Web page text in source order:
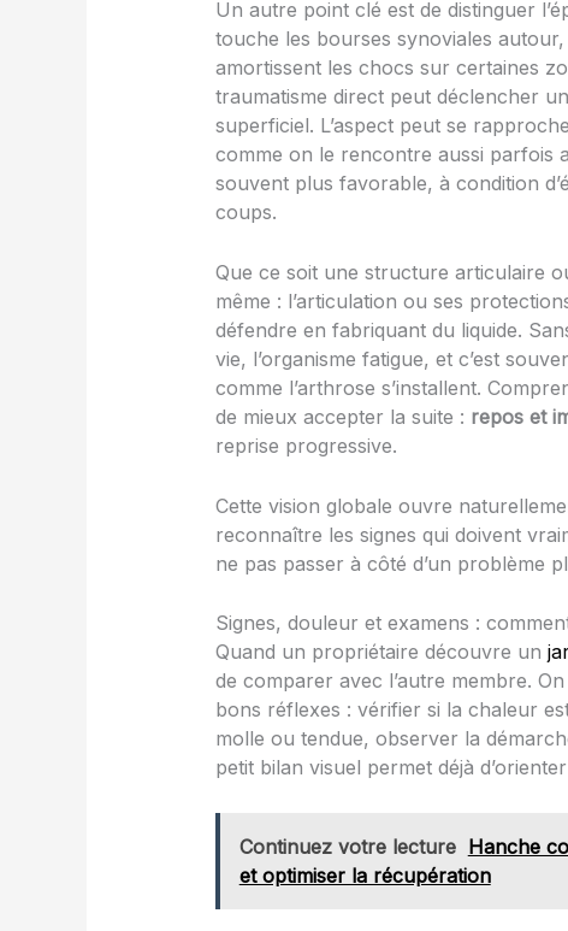
Un autre point clé est de distinguer
touche les bourses synoviales
amortissent les chocs sur certaines
traumatisme direct peut déclencher
superficiel. L’aspect peut se
comme on le rencontre aussi parfois
souvent plus favorable, à condition
coups.
Que ce soit une structure articulaire
même : l’articulation ou ses
défendre en fabriquant du liquide.
vie, l’organisme fatigue, et c’est
comme l’arthrose s’installent.
de mieux accepter la suite : repos et
reprise progressive.
Cette vision globale ouvre
reconnaître les signes qui doivent
ne pas passer à côté d’un problème
Signes, douleur et examens :
Quand un propriétaire découvre un
de comparer avec l’autre membre.
bons réflexes : vérifier si la chaleur
molle ou tendue, observer la
petit bilan visuel permet déjà
Continuez votre lecture Hanche
et optimiser la récupération